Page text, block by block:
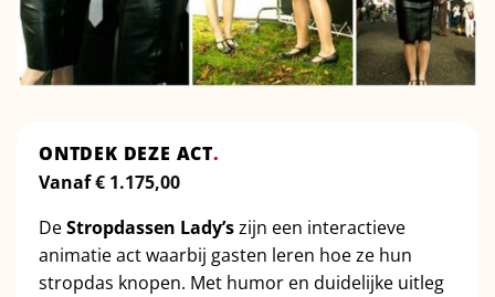
ONTDEK DEZE ACT.
Vanaf€ 1.175,00
DeStropdassen Lady’szijn een interactieve
animatie act waarbij gasten leren hoe ze hun
stropdas knopen. Met humor en duidelijke uitleg